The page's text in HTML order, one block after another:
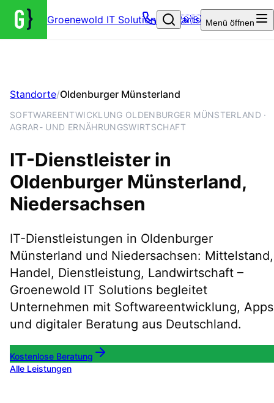
Groenewold IT Solutions – Startseite
🇬🇧 Menü öffnen
Standorte/Oldenburger Münsterland
SOFTWAREENTWICKLUNG OLDENBURGER MÜNSTERLAND ·
AGRAR- UND ERNÄHRUNGSWIRTSCHAFT
IT-Dienstleister in
Oldenburger Münsterland,
Niedersachsen
IT-Dienstleistungen in Oldenburger
Münsterland und Niedersachsen: Mittelstand,
Handel, Dienstleistung, Landwirtschaft –
Groenewold IT Solutions begleitet
Unternehmen mit Softwareentwicklung, Apps
und digitaler Beratung aus Deutschland.
Kostenlose Beratung
Alle Leistungen